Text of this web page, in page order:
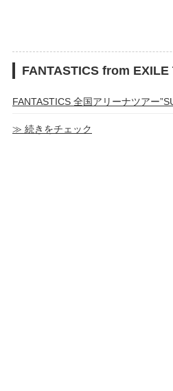
FANTASTICS from EXILE
≫ 続きをチェック